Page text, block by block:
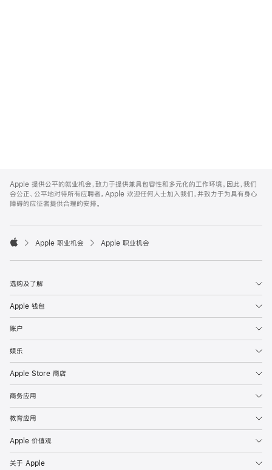
Footer
Apple 提供公平的就业机会，致力于提供兼具包容性和多元化的工作环境。因此，我们
会公正、公平地对待所有应聘者。Apple 欢迎任何人士加入我们，并致力于为具有身心
障碍的应征者提供合理的安排。

Apple 职业机会 Apple 职业机会
选购及了解
Apple 钱包
账户
娱乐
Apple Store 商店
商务应用
教育应用
Apple 价值观
关于 Apple